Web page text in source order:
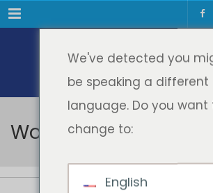
Meniul
Workshop Digital
We've detected you
be speaking a different
language. Do you want
change to:
English